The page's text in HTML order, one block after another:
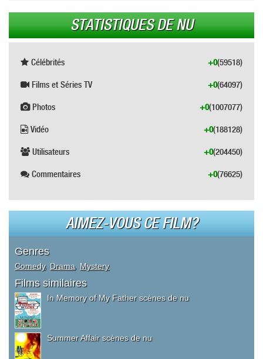
STATISTIQUES DE NU
Célébrités (59518)
+0
Films et Séries TV (64097)
+0
Photos (1007077)
+0
Vidéo (188128)
+0
Utilisateurs (204450)
+0
Commentaires (76625)
+0
AIMEZ-VOUS CE FILM?
Genres
Comedy, Drama Mystery
Films similaires
In Memory of My Father scènes de nu
Summer Affair scènes de nu